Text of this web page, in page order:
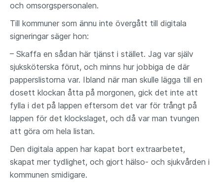
och omsorgspersonalen.
Till kommuner som ännu inte övergått till digitala
signeringar säger hon:
– Skaffa en sådan här tjänst i stället. Jag var själv
sjuksköterska förut, och minns hur jobbiga de där
papperslistorna var. Ibland när man skulle lägga till en
dosett klockan åtta på morgonen, gick det inte att
fylla i det på lappen eftersom det var för trångt på
lappen för det klockslaget, och då var man tvungen
att göra om hela listan.
Den digitala appen har kapat bort extraarbetet,
skapat mer tydlighet, och gjort hälso- och sjukvården i
kommunen smidigare.